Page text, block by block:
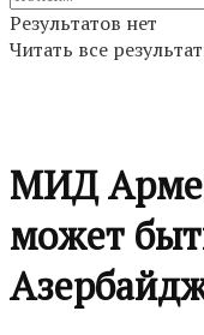
Результатов нет
Читать все
МИД
может